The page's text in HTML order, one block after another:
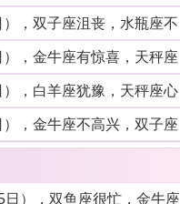
，双子座沮丧，水瓶座不
，金牛座有惊喜，天秤座
，白羊座犹豫，天秤座心
，金牛座不高兴，双子座
），双鱼座很忙，金牛座